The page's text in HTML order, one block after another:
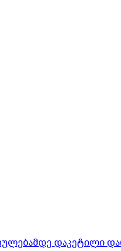
დაკეტილი